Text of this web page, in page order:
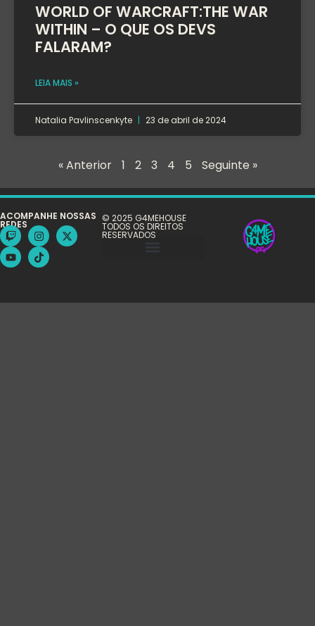
WORLD OF WARCRAFT:THE WAR
WITHIN – O QUE OS DEVS
FALARAM?
LEIA MAIS »
Natalia Pavlinscenkyte 23 de abril de 2024
« Anterior 1 2 3 4 5 Seguinte »
ACOMPANHE NOSSAS
REDES
© 2025 G4MEHOUSE
TODOS OS DIREITOS
RESERVADOS